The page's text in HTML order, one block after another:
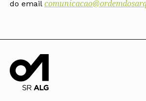
CAU
Açores
do email